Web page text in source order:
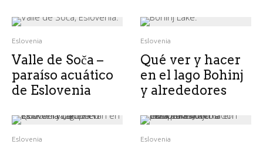
Eslovenia
Valle de Soča –
paraíso acuático
de Eslovenia
Eslovenia
Eslovenia
Qué ver y hacer
en el lago Bohinj
y alrededores
Eslovenia